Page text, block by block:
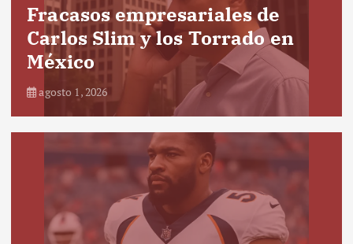
Fracasos empresariales de
Carlos Slim y los Torrado en
México
agosto 1, 2026